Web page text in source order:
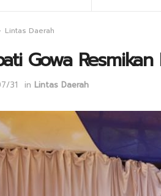
Lintas Daerah
Gowa
31 in Lintas Daerah